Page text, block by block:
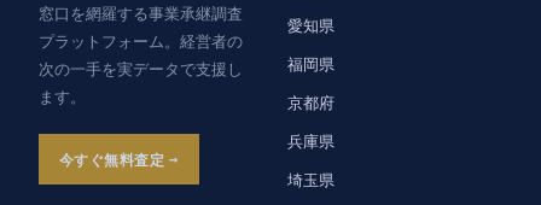
窓口を網羅する事業承継調査
プラットフォーム。経営者の
次の一手を実データで支援し
ます。
今すぐ無料査定
愛知県
福岡県
京都府
兵庫県
埼玉県